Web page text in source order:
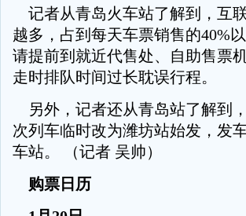
记者从青岛火车站了解到，互
越多，占到每天车票销售的40%
请提前到就近代售处、自助售票
走时排队时间过长耽误行程。
另外，记者还从青岛站了解到
次列车临时改为潍坊站始发，发
车站。 （记者 吴帅）
购票日历